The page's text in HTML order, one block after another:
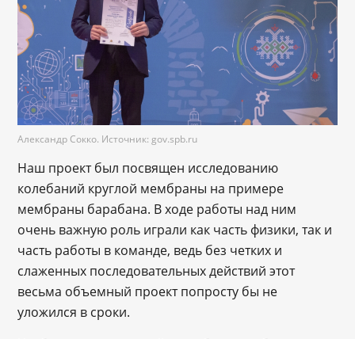
Александр Сокко. Источник: gov.spb.ru
Наш проект был посвящен исследованию
колебаний круглой мембраны на примере
мембраны барабана. В ходе работы над ним
очень важную роль играли как часть физики, так и
часть работы в команде, ведь без четких и
слаженных последовательных действий этот
весьма объемный проект попросту бы не
уложился в сроки.